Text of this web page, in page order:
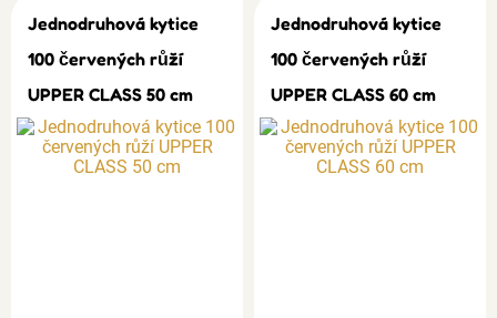
Jednodruhová kytice
100 červených růží
UPPER CLASS 50 cm
Jednodruhová kytice
100 červených růží
UPPER CLASS 60 cm